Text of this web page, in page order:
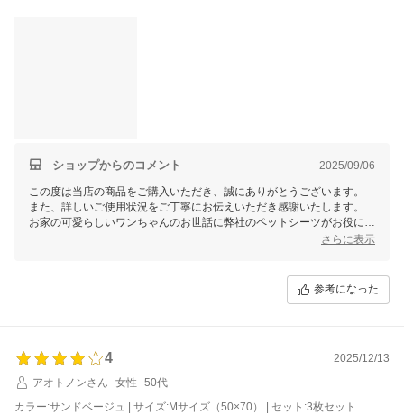
ショップからのコメント 2025/09/06
この度は当店の商品をご購入いただき、誠にありがとうございます。
また、詳しいご使用状況をご丁寧にお伝えいただき感謝いたします。
お家の可愛らしいワンちゃんのお世話に弊社のペットシーツがお役に立
が手間に感じることもありますよね。本商品の吸収力が「半端なく良
い」とのお言葉、とても励みになりますし、繰り返し使える点で経済的
まいりますので、何かお気づきの点がございましたらいつでもお聞かせ
ください。
今後ともよろしくお願い申し上げます！
さらに表示
参考になった
4
2025/12/13
アオトノンさん
女性
50代
カラー:サンドベージュ | サイズ:Mサイズ（50×70） | セット:3枚セット